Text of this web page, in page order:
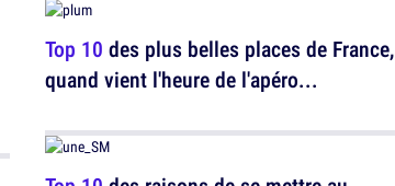
Top 10 des plus belles places de France,
quand vient l'heure de l'apéro...